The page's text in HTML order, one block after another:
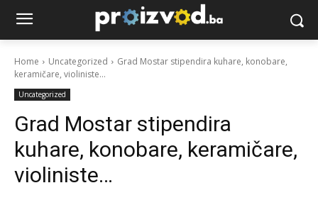
Home Uncategorized
Grad Mostar stipendira kuhare, konobare,
keramičare, violiniste…
Uncategorized
Grad Mostar stipendira
kuhare, konobare, keramičare,
violiniste…